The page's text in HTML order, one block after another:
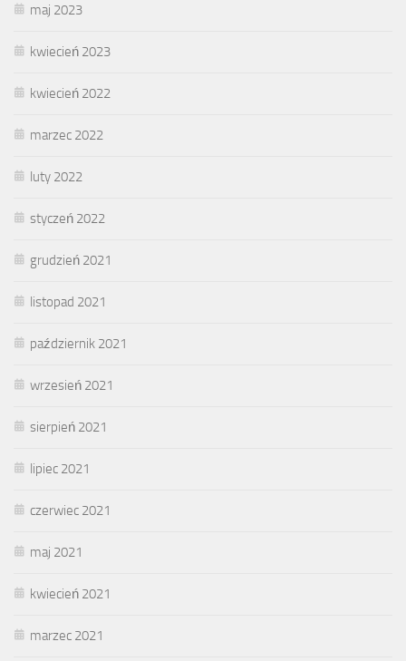
maj 2023
kwiecień 2023
kwiecień 2022
marzec 2022
luty 2022
styczeń 2022
grudzień 2021
listopad 2021
październik 2021
wrzesień 2021
sierpień 2021
lipiec 2021
czerwiec 2021
maj 2021
kwiecień 2021
marzec 2021